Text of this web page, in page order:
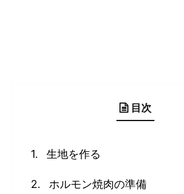
目次
生地を作る
ホルモン焼肉の準備